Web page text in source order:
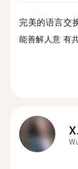
完美的语言交
能善解人意 有
X.